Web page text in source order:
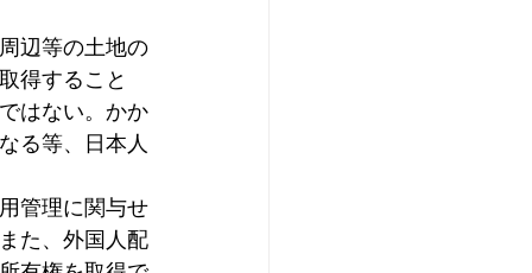
辺等の土地の
得すること
はない。かか
る等、日本人
管理に関与せ
た、外国人配